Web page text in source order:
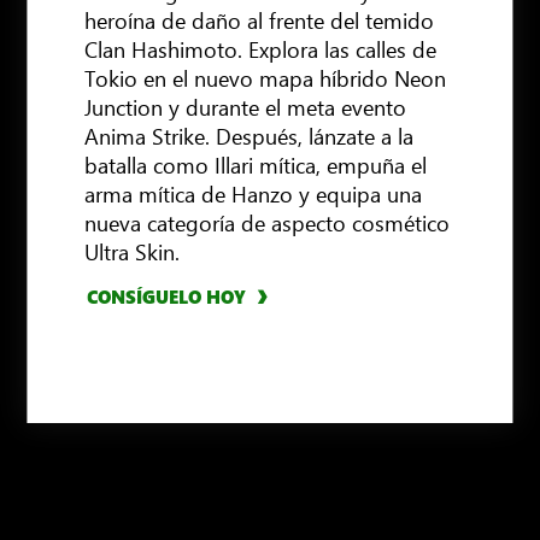
heroína de daño al frente del temido
Clan Hashimoto. Explora las calles de
Tokio en el nuevo mapa híbrido Neon
Junction y durante el meta evento
Anima Strike. Después, lánzate a la
batalla como Illari mítica, empuña el
arma mítica de Hanzo y equipa una
nueva categoría de aspecto cosmético
Ultra Skin.
CONSÍGUELO HOY
CONSÍGUELO HOY
CONSÍGUELO HOY
CONSÍGUELO AHORA
CONSÍGUELO AHORA